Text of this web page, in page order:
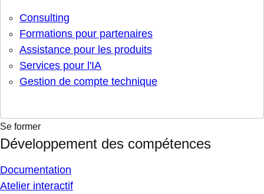
Consulting
Formations pour partenaires
Assistance pour les produits
Services pour l'IA
Gestion de compte technique
Se former
Développement des compétences
Documentation
Atelier interactif